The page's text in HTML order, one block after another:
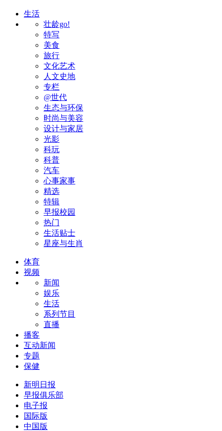
生活
壮龄go!
特写
美食
旅行
文化艺术
人文史地
专栏
@世代
生态与环保
时尚与美容
设计与家居
光影
科玩
科普
汽车
心事家事
精选
特辑
早报校园
热门
生活贴士
星座与生肖
体育
视频
新闻
娱乐
生活
系列节目
直播
播客
互动新闻
专题
保健
新明日报
早报俱乐部
电子报
国际版
中国版